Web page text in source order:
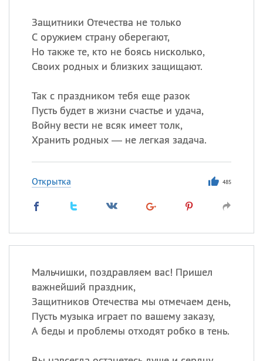
Защитники Отечества не только
С оружием страну оберегают,
Но также те, кто не боясь нисколько,
Своих родных и близких защищают.
Так с праздником тебя еще разок
Пусть будет в жизни счастье и удача,
Войну вести не всяк имеет толк,
Хранить родных — не легкая задача.
Открытка 485
Мальчишки, поздравляем вас! Пришел
важнейший праздник,
Защитников Отечества мы отмечаем день,
Пусть музыка играет по вашему заказу,
А беды и проблемы отходят робко в тень.